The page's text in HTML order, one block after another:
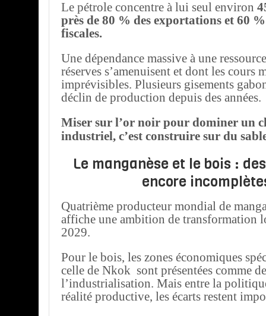
Le pétrole concentre à lui seul environ
près de 80 % des exportations et 60 %
fiscales.
Une dépendance massive à une
réserves s’amenuisent et dont les cours
imprévisibles. Plusieurs gisements
déclin de production depuis des années.
Miser sur l’or noir pour dominer un
industriel, c’est construire sur du
Le manganèse et le bois :
encore
Quatrième producteur mondial de
affiche une ambition de transformation
2029.
Pour le bois, les zones économiques
celle de Nkok sont présentées comme
l’industrialisation. Mais entre la
réalité productive, les écarts restent